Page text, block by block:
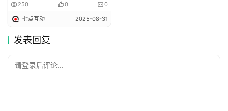
250 0 0
七点互动 2025-08-31
发表回复
请登录后评论...